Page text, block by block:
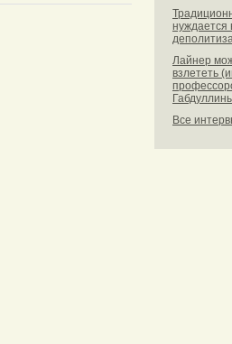
нуждается
Лайнер
взлететь
Все